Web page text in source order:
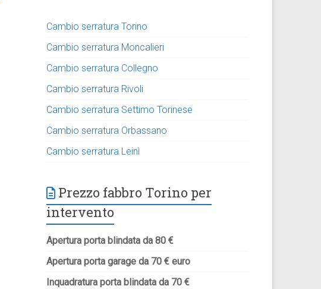
Cambio serratura Torino
Cambio serratura Moncalieri
Cambio serratura Collegno
Cambio serratura Rivoli
Cambio serratura Settimo Torinese
Cambio serratura Orbassano
Cambio serratura Leinì
Prezzo fabbro Torino per
intervento
Apertura porta blindata da 80 €
Apertura porta garage da 70 € euro
Inquadratura porta blindata da 70 €